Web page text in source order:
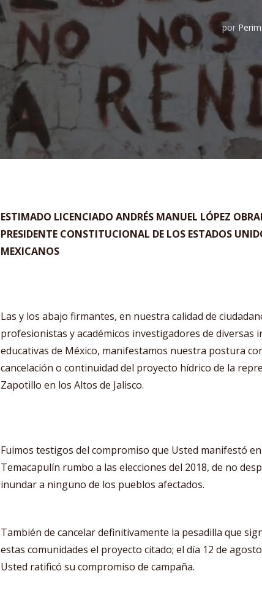
por
ESTIMADO LICENCIADO ANDRÉS MANUEL LÓPEZ
PRESIDENTE CONSTITUCIONAL DE LOS ESTADOS
MEXICANOS
Las y los abajo firmantes, en nuestra calidad de
profesionistas y académicos investigadores de diversas
educativas de México, manifestamos nuestra postura
cancelación o continuidad del proyecto hídrico de la
Zapotillo en los Altos de Jalisco.
Fuimos testigos del compromiso que Usted manifestó
Temacapulín rumbo a las elecciones del 2018, de no
inundar a ninguno de los pueblos afectados.
También de cancelar definitivamente la pesadilla que
estas comunidades el proyecto citado; el día 12 de
Usted ratificó su compromiso de campaña.